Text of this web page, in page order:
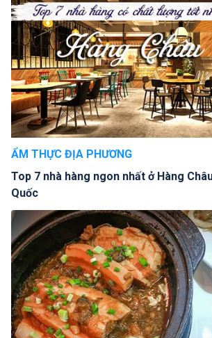
ẨM THỰC ĐỊA PHƯƠNG
Top 7 nhà hàng ngon nhất ở Hàng
Quốc